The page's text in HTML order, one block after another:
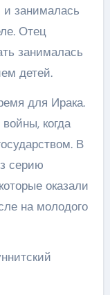
занималась
Отец
занималась
детей.
для Ирака.
когда
В
серию
оказали
на молодого